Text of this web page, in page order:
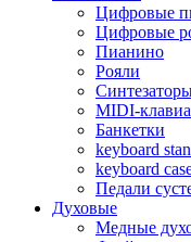
Цифровые
Цифровые
Пианино
Рояли
MIDI-
Банкетки
keyboard
keyboard
Педали
Духовые
Медные